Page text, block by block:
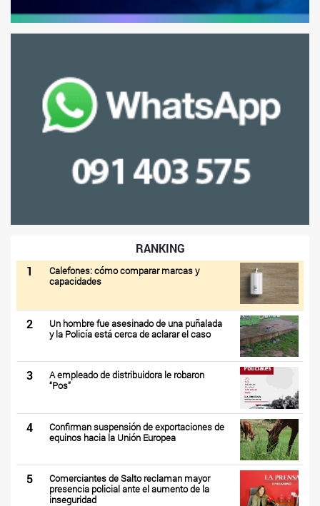
RANKING
1
Calefones: cómo comparar marcas y
capacidades
2
Un hombre fue asesinado de una puñalada
y la Policía está cerca de aclarar el caso
3
A empleado de distribuidora le robaron
“Pos”
4
Confirman suspensión de exportaciones de
equinos hacia la Unión Europea
5
Comerciantes de Salto reclaman mayor
presencia policial ante el aumento de la
inseguridad